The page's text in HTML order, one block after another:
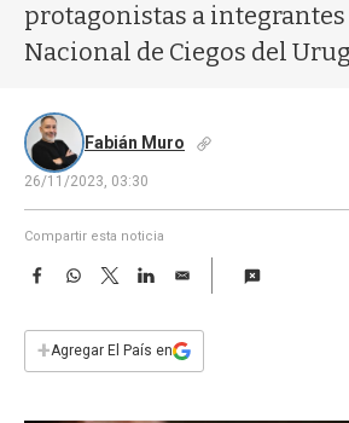
protagonistas a
Nacional de Ciegos del
Fabián Muro
26/11/2023, 03:30
Compartir esta noticia
F
e
b
W
s
T
w
t
L
E
i
l
+Agregar El País en